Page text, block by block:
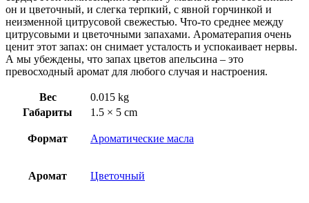
он и цветочный, и слегка терпкий, с явной горчинкой и
неизменной цитрусовой свежестью. Что-то среднее между
цитрусовыми и цветочными запахами. Ароматерапия очень
ценит этот запах: он снимает усталость и успокаивает нервы.
А мы убеждены, что запах цветов апельсина – это
превосходный аромат для любого случая и настроения.
Вес
0.015 kg
Габариты
1.5 × 5 cm
Формат Ароматические масла
Аромат Цветочный